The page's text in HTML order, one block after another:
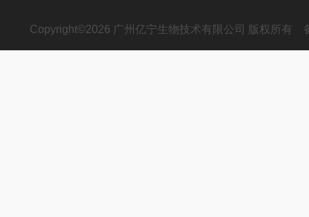
Copyright©2026 广州亿宁生物技术有限公司 版权所有